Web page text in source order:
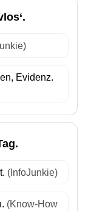
Evidenz.
(InfoJunkie)
(Know-How